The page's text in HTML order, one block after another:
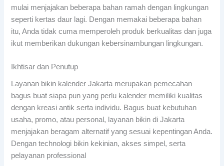
mulai menjajakan beberapa bahan ramah dengan lingkungan
seperti kertas daur lagi. Dengan memakai beberapa bahan
itu, Anda tidak cuma memperoleh produk berkualitas dan juga
ikut memberikan dukungan kebersinambungan lingkungan.
Ikhtisar dan Penutup
Layanan bikin kalender Jakarta merupakan pemecahan
bagus buat siapa pun yang perlu kalender memiliki kualitas
dengan kreasi antik serta individu. Bagus buat kebutuhan
usaha, promo, atau personal, layanan bikin di Jakarta
menjajakan beragam alternatif yang sesuai kepentingan Anda.
Dengan technologi bikin kekinian, akses simpel, serta
pelayanan professional